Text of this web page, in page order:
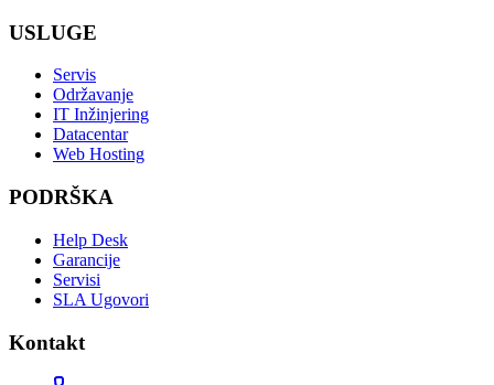
USLUGE
Servis
Održavanje
IT Inžinjering
Datacentar
Web Hosting
PODRŠKA
Help Desk
Garancije
Servisi
SLA Ugovori
Kontakt